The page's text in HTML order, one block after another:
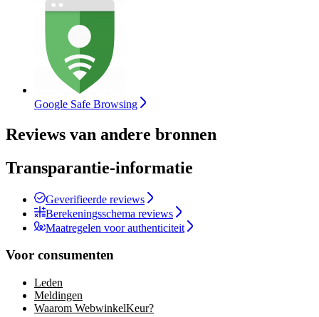
Google Safe Browsing
Reviews van andere bronnen
Transparantie-informatie
Geverifieerde reviews
Berekeningsschema reviews
Maatregelen voor authenticiteit
Voor consumenten
Leden
Meldingen
Waarom WebwinkelKeur?